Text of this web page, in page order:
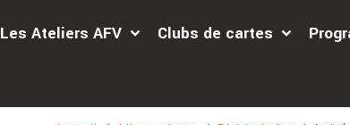
Les Ateliers AFV Clubs de cartes